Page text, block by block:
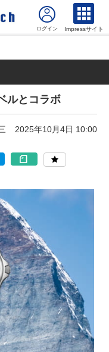
Impressサイト
ルとコラボ
2025年10月4日 10:00